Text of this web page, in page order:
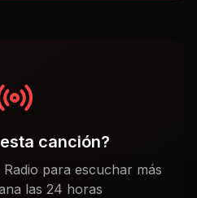
canción?
para escuchar más
las 24 horas